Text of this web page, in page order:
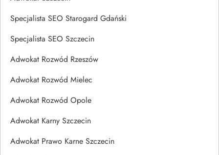
Specjalista SEO Starogard Gdański
Specjalista SEO Szczecin
Adwokat Rozwód Rzeszów
Adwokat Rozwód Mielec
Adwokat Rozwód Opole
Adwokat Karny Szczecin
Adwokat Prawo Karne Szczecin